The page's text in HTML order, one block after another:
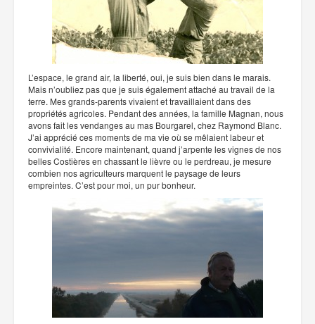
L’espace, le grand air, la liberté, oui, je suis bien dans le marais.
Mais n’oubliez pas que je suis également attaché au travail de la
terre. Mes grands-parents vivaient et travaillaient dans des
propriétés agricoles. Pendant des années, la famille Magnan, nous
avons fait les vendanges au mas Bourgarel, chez Raymond Blanc.
J’ai apprécié ces moments de ma vie où se mêlaient labeur et
convivialité. Encore maintenant, quand j’arpente les vignes de nos
belles Costières en chassant le lièvre ou le perdreau, je mesure
combien nos agriculteurs marquent le paysage de leurs
empreintes. C’est pour moi, un pur bonheur.